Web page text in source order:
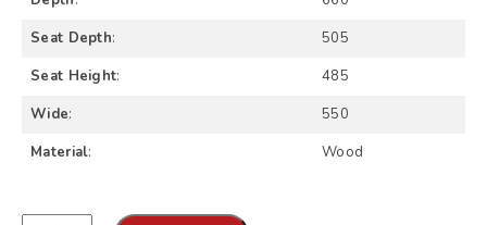
Seat Depth:
505
Seat Height:
485
Wide:
550
Material: Wood